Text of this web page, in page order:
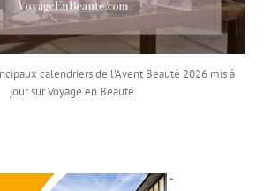
calendriers de l’Avent Beauté 2026 mis à
jour sur Voyage en Beauté.
*